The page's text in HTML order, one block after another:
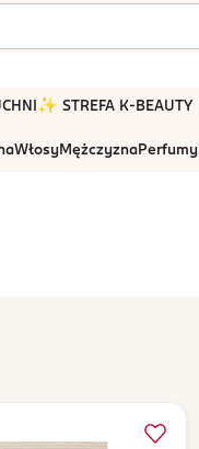
✨ STREFA K-BEAUTY
WłosyMężczyznaPerfumy